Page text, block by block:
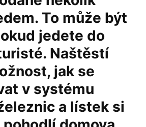
To může být
jedete do
Naštěstí
jak se
v systému
a lístek si